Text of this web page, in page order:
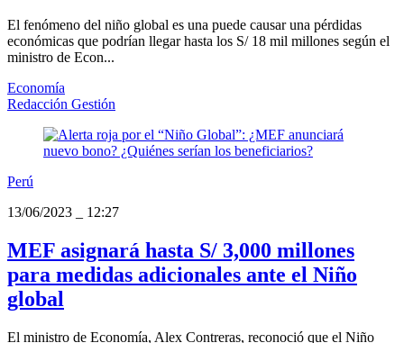
El fenómeno del niño global es una puede causar una pérdidas
económicas que podrían llegar hasta los S/ 18 mil millones según el
ministro de Econ...
Economía
Redacción Gestión
Perú
13/06/2023
12:27
MEF asignará hasta S/ 3,000 millones
para medidas adicionales ante el Niño
global
El ministro de Economía, Alex Contreras, reconoció que el Niño